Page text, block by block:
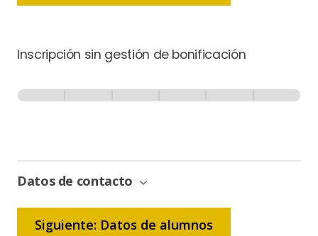
Inscripción sin gestión de bonificación
-
Bonificación
Datos de contacto
Siguiente: Datos de alumnos